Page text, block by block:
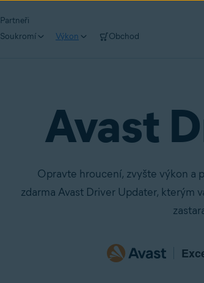
Partneři
Soukromí Výkon Obchod
Avast
Opravte hroucení, zvyšte výkon a
zdarma Avast Driver Updater, kterým